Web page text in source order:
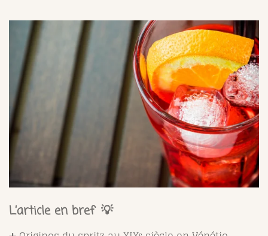
L’article en bref 💡